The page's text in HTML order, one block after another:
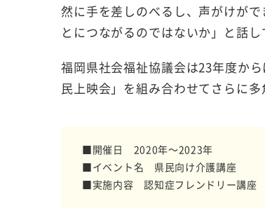
然に手を差しのべるし、声がけが
とにつながるのではないか」と話し
福岡県社会福祉協議会は23年度か
民上映会」を組み合わせてさらに
■開催日 2020年～2023年
■イベント名 県民向け介護講座
■実施内容 認知症フレンドリー講座